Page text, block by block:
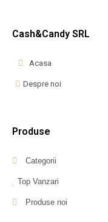
Cash&Candy SRL
Acasa
Despre noi
Produse
Categorii
Top Vanzari
Produse noi